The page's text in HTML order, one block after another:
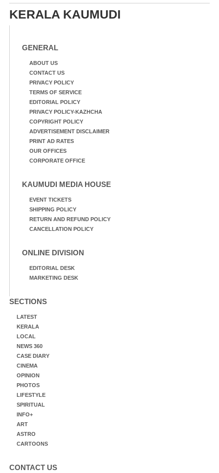
KERALA KAUMUDI
GENERAL
ABOUT US
CONTACT US
PRIVACY POLICY
TERMS OF SERVICE
EDITORIAL POLICY
PRIVACY POLICY-KAZHCHA
COPYRIGHT POLICY
ADVERTISEMENT DISCLAIMER
PRINT AD RATES
OUR OFFICES
CORPORATE OFFICE
KAUMUDI MEDIA HOUSE
EVENT TICKETS
SHIPPING POLICY
RETURN AND REFUND POLICY
CANCELLATION POLICY
ONLINE DIVISION
EDITORIAL DESK
MARKETING DESK
SECTIONS
LATEST
KERALA
LOCAL
NEWS 360
CASE DIARY
CINEMA
OPINION
PHOTOS
LIFESTYLE
SPIRITUAL
INFO+
ART
ASTRO
CARTOONS
CONTACT US